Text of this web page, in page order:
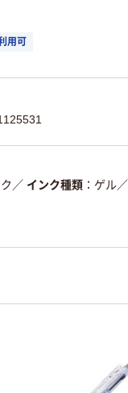
用可
／ インク種類 ゲル／